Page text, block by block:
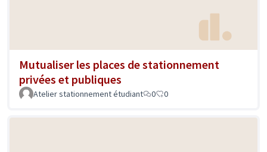
Mutualiser les places de stationnement
privées et publiques
Atelier stationnement étudiant 0 0